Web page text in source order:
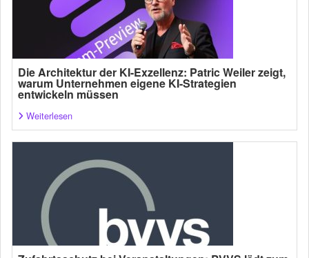
Die Architektur der KI-Exzellenz: Patric Weiler zeigt,
warum Unternehmen eigene KI-Strategien
entwickeln müssen
Weiterlesen